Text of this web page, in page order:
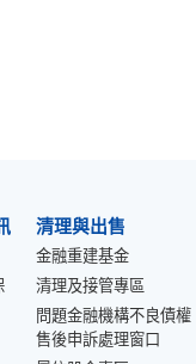
清理與出售
金融重建基金
清理及接管專區
問題金融機構不良債權
售後申訴處理窗口